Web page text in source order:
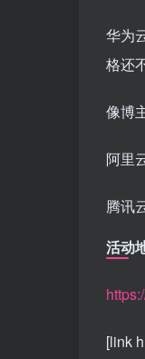
华为
格还
像博
阿里
腾讯
活动
[link